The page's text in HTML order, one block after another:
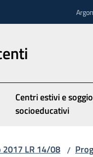
Centri estivi e
socioeducativi
2017 LR 14/08 /